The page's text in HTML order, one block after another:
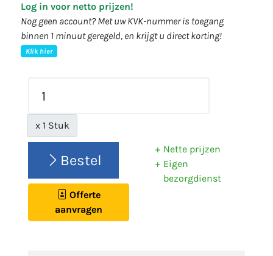
Log in voor netto prijzen!
Nog geen account? Met uw KVK-nummer is toegang
binnen 1 minuut geregeld, en krijgt u direct korting!
Klik hier
x 1 Stuk
Bestel
Offerte
aanvragen
Nette prijzen
Eigen
bezorgdienst